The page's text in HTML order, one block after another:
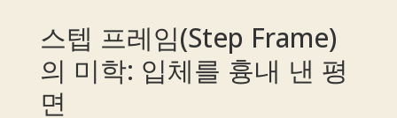
스텝 프레임(Step Frame)
의 미학: 입체를 흉내 낸 평
면